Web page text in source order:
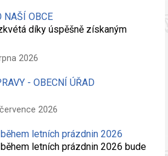
NAŠÍ OBCE
díky úspěšně získaným
2026
- OBECNÍ ÚŘAD
2026
letních prázdnin 2026
letních prázdnin 2026 bude